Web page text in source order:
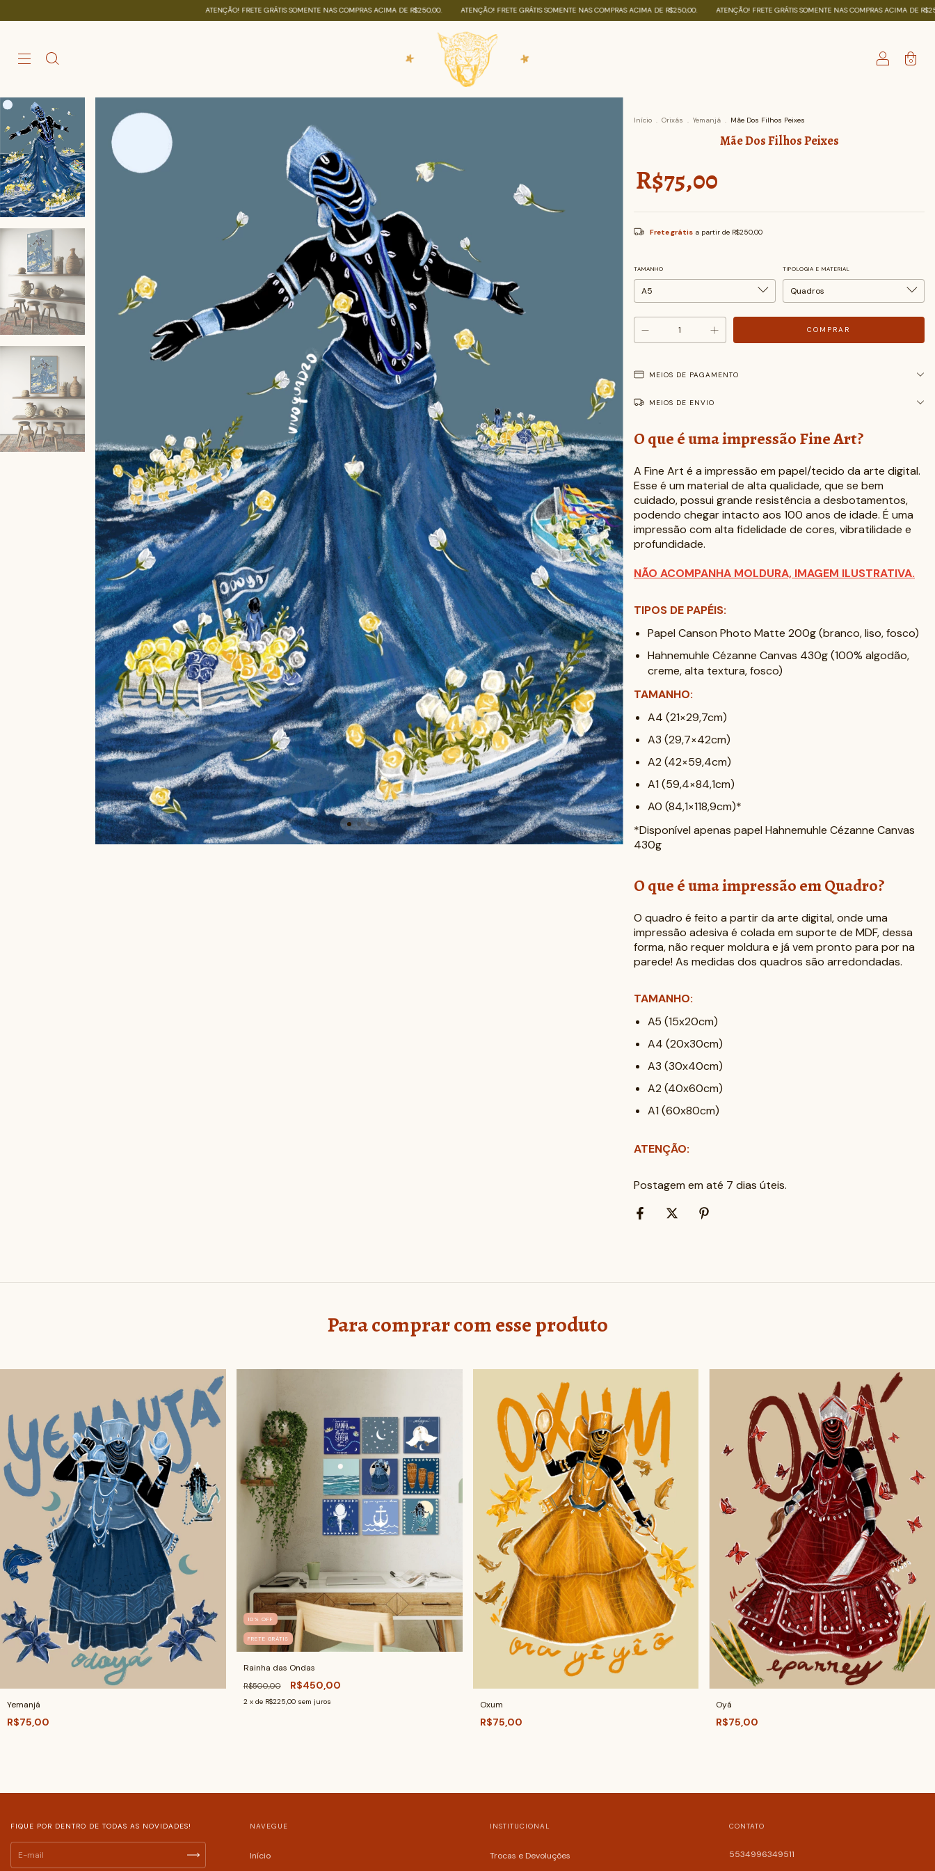
ATENÇÃO! FRETE GRÁTIS SOMENTE NAS COMPRAS ACIMA DE R$250,00. ATENÇÃO! FRETE GRÁTIS SOMENTE NAS COMPRAS ACIMA DE R$250,00. ATENÇÃO! FRETE GRÁTIS SOMENTE NAS COMPRAS ACIMA DE R$250,00.
0
Início . Orixás . Yemanjá . Mãe Dos Filhos Peixes
Mãe Dos Filhos Peixes
R$75,00
Frete grátis a partir de R$250,00
TAMANHO TIPOLOGIA E MATERIAL
MEIOS DE PAGAMENTO
MEIOS DE ENVIO
O que é uma impressão Fine Art?
A Fine Art é a impressão em papel/tecido da arte digital.
Esse é um material de alta qualidade, que se bem
cuidado, possui grande resistência a desbotamentos,
podendo chegar intacto aos 100 anos de idade. É uma
impressão com alta fidelidade de cores, vibratilidade e
profundidade.
NÃO ACOMPANHA MOLDURA, IMAGEM ILUSTRATIVA.
TIPOS DE PAPÉIS:
Papel Canson Photo Matte 200g (branco, liso, fosco)
Hahnemuhle Cézanne Canvas 430g (100% algodão,
creme, alta textura, fosco)
TAMANHO:
A4 (21×29,7cm)
A3 (29,7×42cm)
A2 (42×59,4cm)
A1 (59,4×84,1cm)
A0 (84,1×118,9cm)*
*Disponível apenas papel Hahnemuhle Cézanne Canvas
430g
O que é uma impressão em Quadro?
O quadro é feito a partir da arte digital, onde uma
impressão adesiva é colada em suporte de MDF, dessa
forma, não requer moldura e já vem pronto para por na
parede! As medidas dos quadros são arredondadas.
TAMANHO:
A5 (15x20cm)
A4 (20x30cm)
A3 (30x40cm)
A2 (40x60cm)
A1 (60x80cm)
ATENÇÃO:
Postagem em até 7 dias úteis.
Para comprar com esse produto
Yemanjá
R$75,00
10 % OFF
FRETE GRÁTIS
Rainha das Ondas
R$500,00 R$450,00
2 x de R$225,00 sem juros Oxum
R$75,00
Oyá
R$75,00
FIQUE POR DENTRO DE TODAS AS NOVIDADES! NAVEGUE
Início
INSTITUCIONAL
Trocas e Devoluções
CONTATO
5534996349511